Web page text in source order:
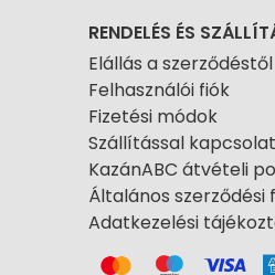
RENDELÉS ÉS
Elállás a szerződéstől
Felhasználói fiók
Fizetési módok
Szállítással
KazánABC átvételi
Általános szerződési
Adatkezelési